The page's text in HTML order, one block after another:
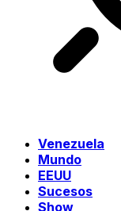
Venezuela
Mundo
EEUU
Sucesos
Show